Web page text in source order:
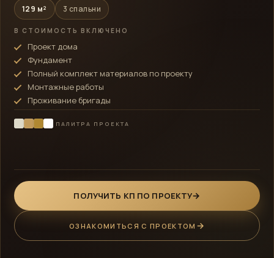
129 м² 3 спальни
В СТОИМОСТЬ ВКЛЮЧЕНО
Проект дома
Фундамент
Полный комплект материалов по проекту
Монтажные работы
Проживание бригады
ПАЛИТРА ПРОЕКТА
ПОЛУЧИТЬ КП ПО ПРОЕКТУ
ОЗНАКОМИТЬСЯ С ПРОЕКТОМ